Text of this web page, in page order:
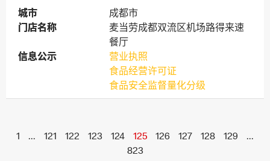
城市
城市
成都市
门店名称
门店名称
麦当劳成都双流区机场路得来速
餐厅
信息公示
信息公示
营业执照
食品经营许可证
食品安全监督量化分级
1 ... 121 122 123 124 125 126 127 128 129
...
823